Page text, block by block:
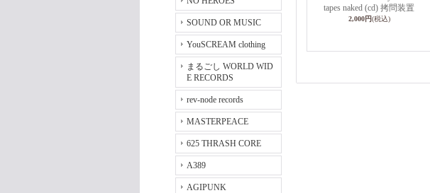
SOUND OR MUSIC
YouSCREAM clothing
まるごし WORLD WID
E RECORDS
rev-node records
MASTERPEACE
625 THRASH CORE
A389
AGIPUNK
tapes naked (cd) 拷問装置
2,000円(税込)